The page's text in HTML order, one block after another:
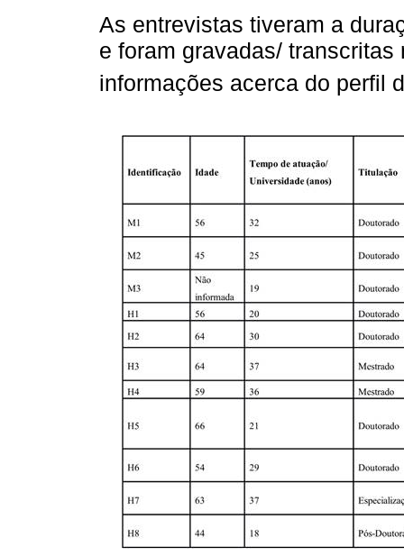
As entrevistas tiveram a
e foram gravadas/
informações acerca do perfil